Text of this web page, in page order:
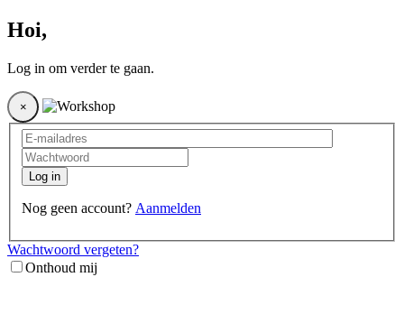
Hoi,
Log in om verder te gaan.
×
Log in
Nog geen account? Aanmelden
Wachtwoord vergeten?
Onthoud mij